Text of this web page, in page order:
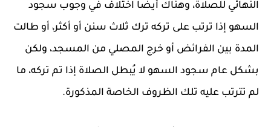
النهائي للصلاة، وهناك أيضًا اختلاف في وجوب سجود
السهو إذا ترتب على تركه ترك ثلاث سنن أو أكثر، أو طالت
المدة بين الفرائض أو خرج المصلي من المسجد، ولكن
بشكل عام سجود السهو لا يُبطل الصلاة إذا تم تركه، ما
لم تترتب عليه تلك الظروف الخاصة المذكورة.